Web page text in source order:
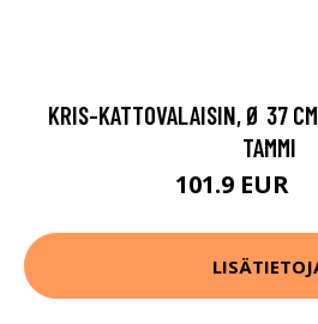
KRIS-KATTOVALAISIN, Ø 37
TAMMI
101.9 EUR